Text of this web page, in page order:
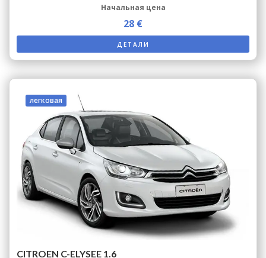
Начальная цена
28 €
ДЕТАЛИ
легковая
CITROEN C-ELYSEE 1.6